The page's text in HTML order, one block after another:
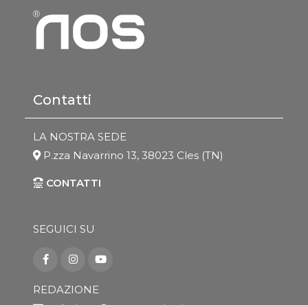
Contatti
LA NOSTRA SEDE
P.zza Navarrino 13, 38023 Cles (TN)
CONTATTI
SEGUICI SU
REDAZIONE